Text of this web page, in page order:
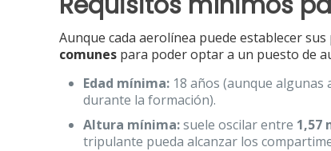
Aunque cada aerolínea puede establecer
comunes para poder optar a un puesto de
Edad mínima: 18 años (aunque algunas
durante la formación).
Altura mínima:suele oscilar entre 1,57
tripulante pueda alcanzar los